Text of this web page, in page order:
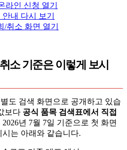
라인 신청 열기
내 다시 보기
/취소 화면 열기
소 기준은 이렇게 보시
도 검색 화면으로 공개하고 있습
보다 공식 품목 검색표에서 직접
년 7월 7일 기준으로 첫 화면
는 아래와 같습니다.